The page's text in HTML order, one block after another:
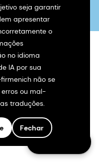
seja garantir
apresentar
o
no idioma
IA por sua
não se
ou mal-
traduções.
Fechar
Contact us